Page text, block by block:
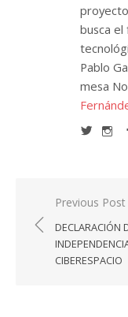
busca
Pablo
mesa
Navegación
de
entradas
Previous Post
DECLARACIÓN
CIBERESPACIO